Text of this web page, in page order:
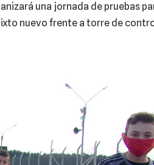
una jornada de pruebas
nuevo frente a torre de